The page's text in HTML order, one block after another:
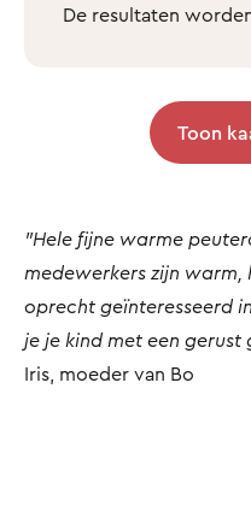
De resultaten
Toon
"Hele fijne warme
medewerkers zijn warm,
oprecht geïnteresseerd
je je kind met een
Iris, moeder van Bo